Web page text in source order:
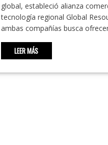
global, estableció alianza
tecnología regional Global
ambas compañías busca
LEER MÁS